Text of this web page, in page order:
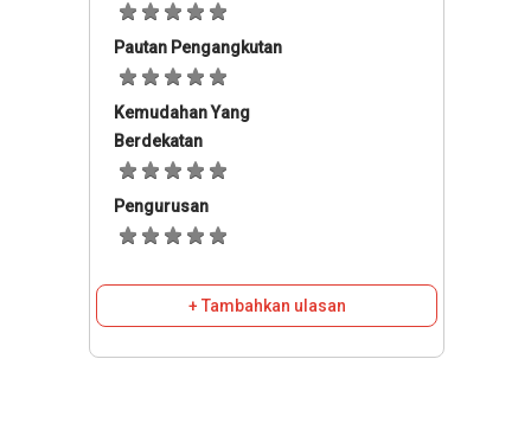
Pautan Pengangkutan
Kemudahan Yang
Berdekatan
Pengurusan
+ Tambahkan ulasan